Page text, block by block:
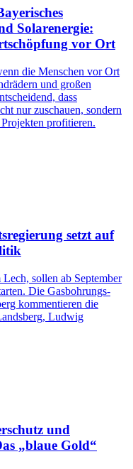
Solarenergie:
vor Ort
die Menschen vor Ort
und großen
dass
nur zuschauen, sondern
profitieren.
setzt auf
sollen ab September
Die Gasbohrungs-
kommentieren die
Ludwig
und
„blaue Gold“